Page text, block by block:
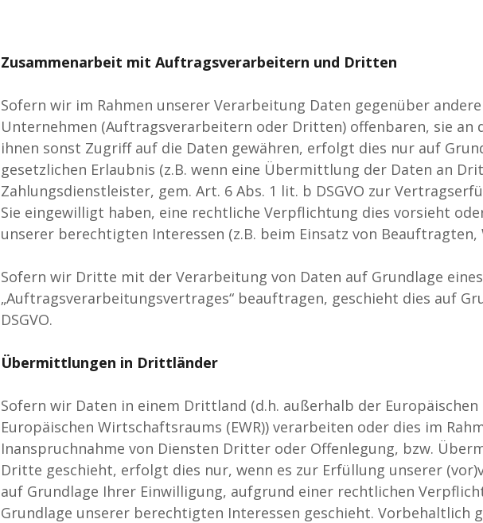
Zusammenarbeit mit Auftragsverarbeitern und Dritten
Sofern wir im Rahmen unserer Verarbeitung Daten gegenüber
Unternehmen (Auftragsverarbeitern oder Dritten) offenbaren, sie an
ihnen sonst Zugriff auf die Daten gewähren, erfolgt dies nur auf
gesetzlichen Erlaubnis (z.B. wenn eine Übermittlung der Daten an
Zahlungsdienstleister, gem. Art. 6 Abs. 1 lit. b DSGVO zur
Sie eingewilligt haben, eine rechtliche Verpflichtung dies vorsieht
unserer berechtigten Interessen (z.B. beim Einsatz von Beauftragten,
Sofern wir Dritte mit der Verarbeitung von Daten auf Grundlage
„Auftragsverarbeitungsvertrages“ beauftragen, geschieht dies auf
DSGVO.
Übermittlungen in Drittländer
Sofern wir Daten in einem Drittland (d.h. außerhalb der Europäischen
Europäischen Wirtschaftsraums (EWR)) verarbeiten oder dies im
Inanspruchnahme von Diensten Dritter oder Offenlegung, bzw.
Dritte geschieht, erfolgt dies nur, wenn es zur Erfüllung unserer
auf Grundlage Ihrer Einwilligung, aufgrund einer rechtlichen
Grundlage unserer berechtigten Interessen geschieht. Vorbehaltlich